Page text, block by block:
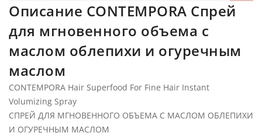
Описание CONTEMPORA Спрей
для мгновенного объема с
маслом облепихи и огуречным
маслом
CONTEMPORA Hair Superfood For Fine Hair Instant
Volumizing Spray
СПРЕЙ ДЛЯ МГНОВЕННОГО ОБЪЕМА С МАСЛОМ ОБЛЕПИХИ
И ОГУРЕЧНЫМ МАСЛОМ